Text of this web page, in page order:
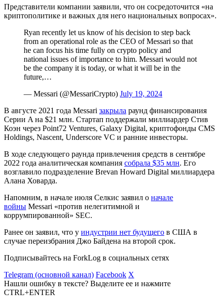
Представители компании заявили, что он сосредоточится «на
криптополитике и важных для него национальных вопросах».
Ryan recently let us know of his decision to step back
from an operational role as the CEO of Messari so that
he can focus his time fully on crypto policy and
national issues of importance to him. Messari would not
be the company it is today, or what it will be in the
future,…
— Messari (@MessariCrypto) July 19, 2024
В августе 2021 года Messari закрыла раунд финансирования
Серии A на $21 млн. Стартап поддержали миллиардер Стив
Коэн через Point72 Ventures, Galaxy Digital, криптофонды CMS
Holdings, Nascent, Underscore VC и ранние инвесторы.
В ходе следующего раунда привлечения средств в сентябре
2022 года аналитическая компания собрала $35 млн. Его
возглавило подразделение Brevan Howard Digital миллиардера
Алана Ховарда.
Напомним, в начале июля Селкис заявил о начале
войны Messari «против нелегитимной и
коррумпированной» SEC.
Ранее он заявил, что у индустрии нет будущего в США в
случае переизбрания Джо Байдена на второй срок.
Подписывайтесь на ForkLog в социальных сетях
Telegram (основной канал) Facebook X
Нашли ошибку в тексте? Выделите ее и нажмите
CTRL+ENTER